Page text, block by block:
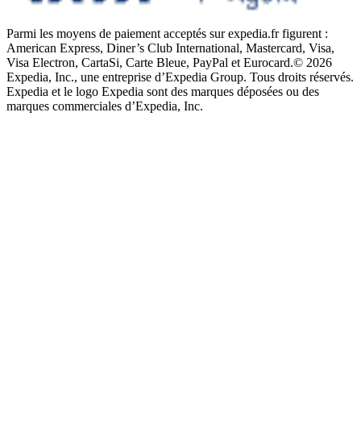
Parmi les moyens de paiement acceptés sur expedia.fr figurent :
American Express, Diner’s Club International, Mastercard, Visa,
Visa Electron, CartaSi, Carte Bleue, PayPal et Eurocard.© 2026
Expedia, Inc., une entreprise d’Expedia Group. Tous droits réservés.
Expedia et le logo Expedia sont des marques déposées ou des
marques commerciales d’Expedia, Inc.